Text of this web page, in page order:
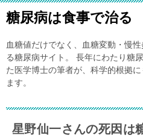
糖尿病は食事で治る
血糖値だけでなく、血糖変動・慢
る糖尿病サイト。 長年にわたり糖
た医学博士の筆者が、科学的根拠
ます。
星野仙一さんの死因は